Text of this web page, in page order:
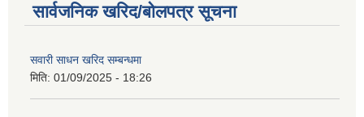
सार्वजनिक खरिद/बोलपत्र सूचना
सवारी साधन खरिद सम्बन्धमा
मिति: 01/09/2025 - 18:26